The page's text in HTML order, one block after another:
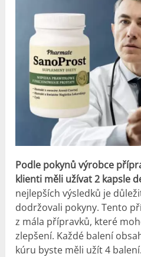
Podle pokynů výrobce
klienti měli užívat 2 kapsle
nejlepších výsledků je
dodržovali pokyny. Tento
z mála přípravků, které
zlepšení. Každé balení
kúru byste měli užít 4 balení.